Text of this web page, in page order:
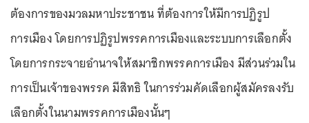
ต้องการของมวลมหาประชาชน ที่ต้องการให้มีการปฏิรูป
การเมือง โดยการปฏิรูปพรรคการเมืองและระบบการเลือกตั้ง
โดยการกระจายอำนาจให้สมาชิกพรรคการเมือง มีส่วนร่วมใน
การเป็นเจ้าของพรรค มีสิทธิ ในการร่วมคัดเลือกผู้สมัครลงรับ
เลือกตั้งในนามพรรคการเมืองนั้นๆ